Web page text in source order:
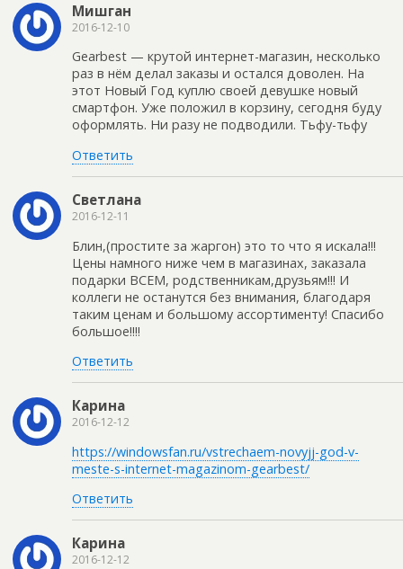
Мишган
2016-12-10
Gearbest — крутой интернет-магазин, несколько
раз в нём делал заказы и остался доволен. На
этот Новый Год куплю своей девушке новый
смартфон. Уже положил в корзину, сегодня буду
оформлять. Ни разу не подводили. Тьфу-тьфу
Ответить
Светлана
2016-12-11
Блин,(простите за жаргон) это то что я искала!!!
Цены намного ниже чем в магазинах, заказала
подарки ВСЕМ, родственникам,друзьям!!! И
коллеги не останутся без внимания, благодаря
таким ценам и большому ассортименту! Спасибо
большое!!!!
Ответить
Карина
2016-12-12
https://windowsfan.ru/vstrechaem-novyjj-god-v-
meste-s-internet-magazinom-gearbest/
Ответить
Карина
2016-12-12